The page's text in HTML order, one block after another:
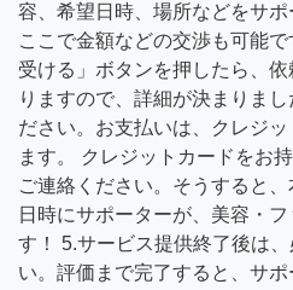
容、希望日時、場所などをサポ
ここで金額などの交渉も可能
受ける」ボタンを押したら、
りますので、詳細が決まりま
ださい。お支払いは、クレジ
ます。 クレジットカードをお
ご連絡ください。そうすると
日時にサポーターが、美容・
す！ 5.サービス提供終了後は
い。評価まで完了すると、サ